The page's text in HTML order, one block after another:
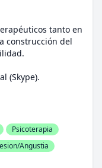
tanto en
construcción del
(Skype).
Psicoterapia
Angustia